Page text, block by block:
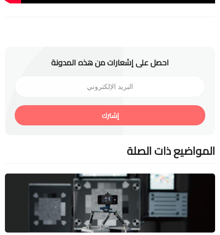
احصل على إشعارات من هذه المدونة
إشترك
المواضيع ذات الصلة